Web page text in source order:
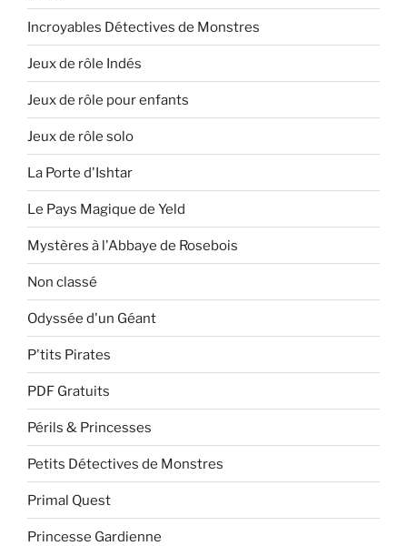
Incroyables Détectives de Monstres
Jeux de rôle Indés
Jeux de rôle pour enfants
Jeux de rôle solo
La Porte d'Ishtar
Le Pays Magique de Yeld
Mystères à l'Abbaye de Rosebois
Non classé
Odyssée d'un Géant
P'tits Pirates
PDF Gratuits
Périls & Princesses
Petits Détectives de Monstres
Primal Quest
Princesse Gardienne